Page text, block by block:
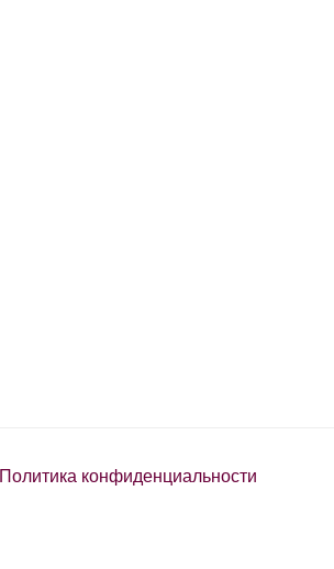
Политика конфиденциальности